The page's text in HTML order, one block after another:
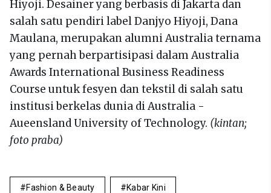
Hiyoji. Desainer yang berbasis di Jakarta dan
salah satu pendiri label Danjyo Hiyoji, Dana
Maulana, merupakan alumni Australia ternama
yang pernah berpartisipasi dalam Australia
Awards International Business Readiness
Course untuk fesyen dan tekstil di salah satu
institusi berkelas dunia di Australia -
Aueensland University of Technology. (kintan;
foto praba)
Fashion & Beauty Kabar Kini